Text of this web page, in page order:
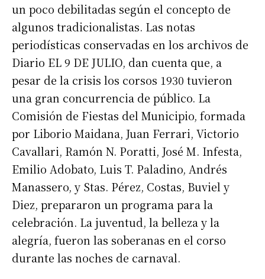
un poco debilitadas según el concepto de
algunos tradicionalistas. Las notas
periodísticas conservadas en los archivos de
Diario EL 9 DE JULIO, dan cuenta que, a
pesar de la crisis los corsos 1930 tuvieron
una gran concurrencia de público. La
Comisión de Fiestas del Municipio, formada
por Liborio Maidana, Juan Ferrari, Victorio
Cavallari, Ramón N. Poratti, José M. Infesta,
Emilio Adobato, Luis T. Paladino, Andrés
Manassero, y Stas. Pérez, Costas, Buviel y
Diez, prepararon un programa para la
celebración. La juventud, la belleza y la
alegría, fueron las soberanas en el corso
durante las noches de carnaval.